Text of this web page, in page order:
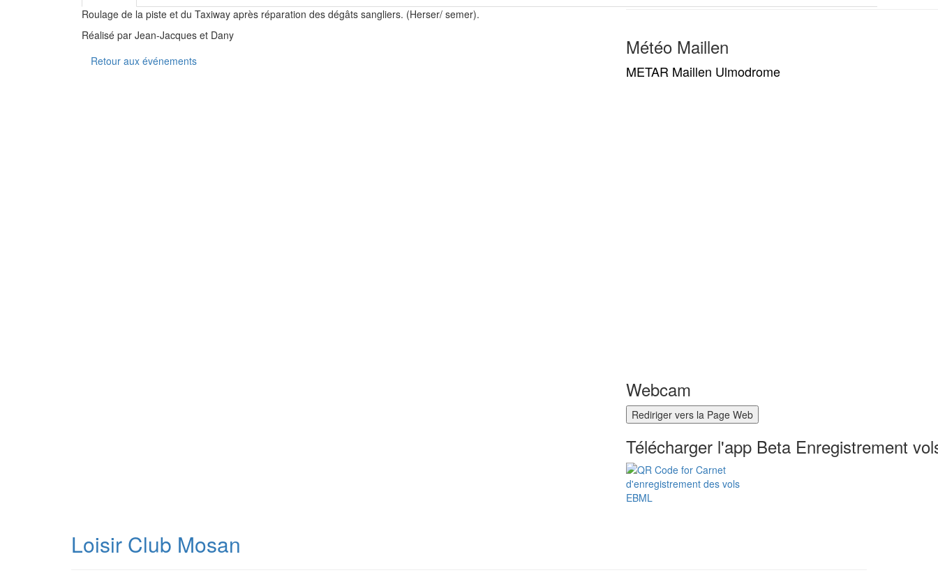
Roulage de la piste et du Taxiway après réparation des dégâts sangliers. (Herser/ semer).
Réalisé par Jean-Jacques et Dany
Retour aux événements
Météo Maillen
METAR Maillen Ulmodrome
Webcam
Rediriger vers la Page Web
Télécharger l'app Beta Enregistrement
Loisir Club Mosan